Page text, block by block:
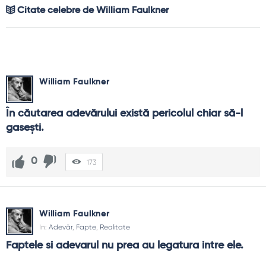
Citate celebre de William Faulkner
William Faulkner
În căutarea adevărului există pericolul chiar să-l
gaseşti.
0 173
William Faulkner
In: Adevăr, Fapte, Realitate
Faptele si adevarul nu prea au legatura intre ele.